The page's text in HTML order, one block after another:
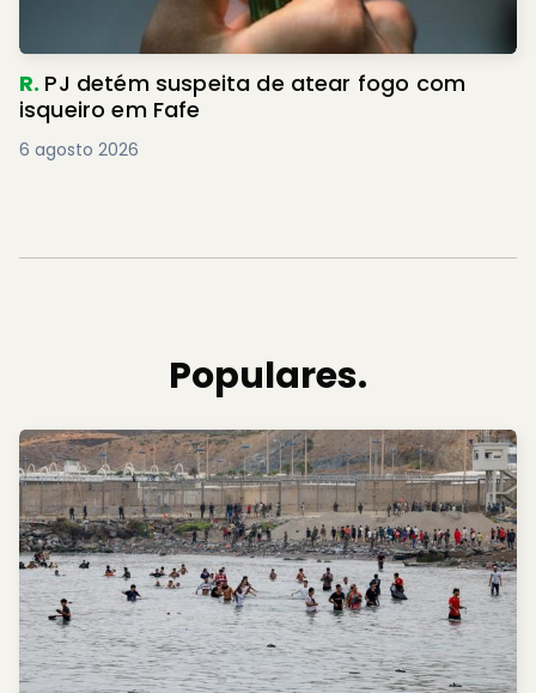
R. PJ detém suspeita de atear fogo com
isqueiro em Fafe
6 agosto 2026
Populares.